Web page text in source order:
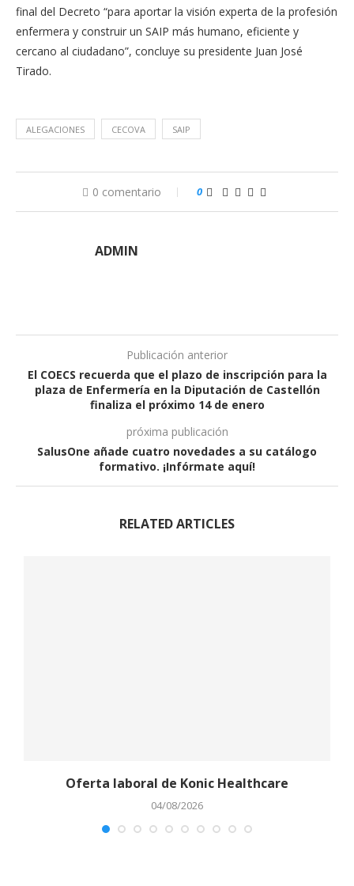
final del Decreto “para aportar la visión experta de la profesión
enfermera y construir un SAIP más humano, eficiente y
cercano al ciudadano”, concluye su presidente Juan José
Tirado.
ALEGACIONES CECOVA SAIP
0 comentario 0
ADMIN
Publicación anterior
El COECS recuerda que el plazo de inscripción para la
plaza de Enfermería en la Diputación de Castellón
finaliza el próximo 14 de enero
próxima publicación
SalusOne añade cuatro novedades a su catálogo
formativo. ¡Infórmate aquí!
RELATED ARTICLES
Oferta laboral de Konic Healthcare
04/08/2026